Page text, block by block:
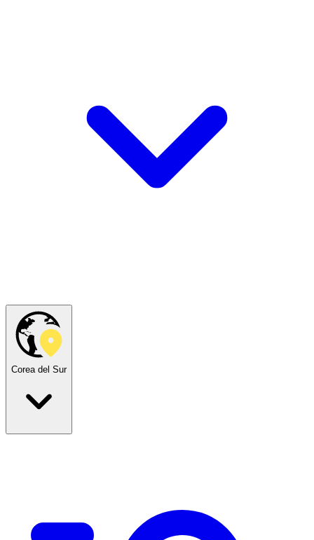
Corea del Sur